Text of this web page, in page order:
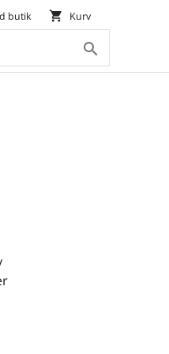
search
butik shopping_cart Kurv